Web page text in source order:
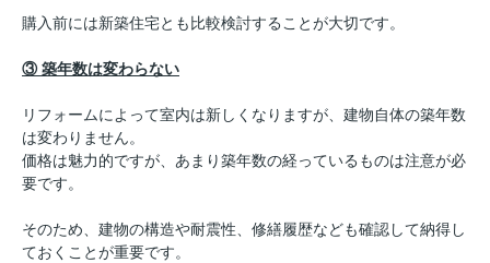
購入前には新築住宅とも比較検討することが大切です。
③ 築年数は変わらない
リフォームによって室内は新しくなりますが、建物自体の築年数
は変わりません。
価格は魅力的ですが、あまり築年数の経っているものは注意が必
要です。
そのため、建物の構造や耐震性、修繕履歴なども確認して納得し
ておくことが重要です。